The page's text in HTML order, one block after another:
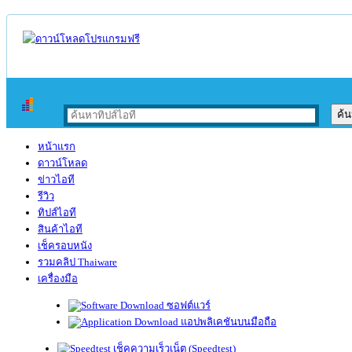
หน้าแรก
ดาวน์โหลด
ข่าวไอที
รีวิว
ทิปส์ไอที
สินค้าไอที
เช็ครอบหนัง
รวมคลิป Thaiware
เครื่องมือ
ซอฟต์แวร์
แอปพลิเคชันบนมือถือ
เช็คความเร็วเน็ต (Speedtest)